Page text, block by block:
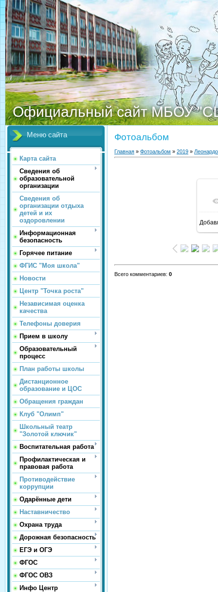
Официальный сайт МБОУ
Меню сайта
Карта сайта
Сведения об
образовательной
организации
Сведения об
организации отдыха
детей и их
оздоровлении
Информационная
безопасность
Горячее питание
ФГИС "Моя школа"
Новости
Центр "Точка роста"
Независимая оценка
качества
Телефоны доверия
Прием в школу
Образовательный
процесс
План работы школы
Дистанционное
образование и ЦОС
Обращения граждан
Клуб "Олимп"
Школьный театр
"Золотой ключик"
Воспитательная работа
Профилактическая и
правовая работа
Противодействие
коррупции
Одарённые дети
Наставничество
Охрана труда
Дорожная безопасность
ЕГЭ и ОГЭ
ФГОС
ФГОС ОВЗ
Инфо Центр
Фотоальбом
Главная » Фотоальбом » 2019 » Леонардо
Всего комментариев: 0